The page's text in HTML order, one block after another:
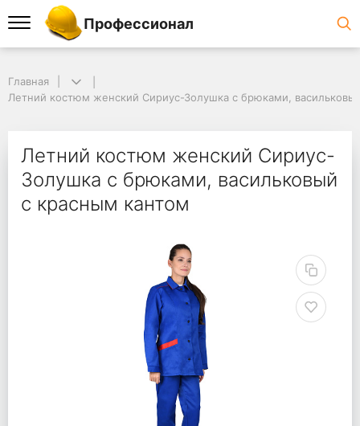
Профессионал
Главная
Летний костюм женский Сириус-Золушка с брюками,
Летний костюм женский Сириус-
Золушка с брюками, васильковый
с красным кантом